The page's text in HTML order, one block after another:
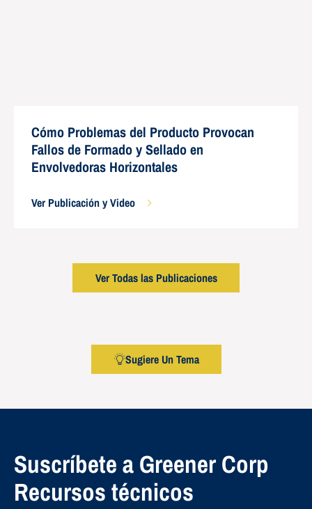
Cómo Problemas del Producto Provocan
Fallos de Formado y Sellado en
Envolvedoras Horizontales
Ver Publicación y Video
Ver Todas las Publicaciones
Sugiere Un Tema
Suscríbete a Greener Corp
Recursos técnicos